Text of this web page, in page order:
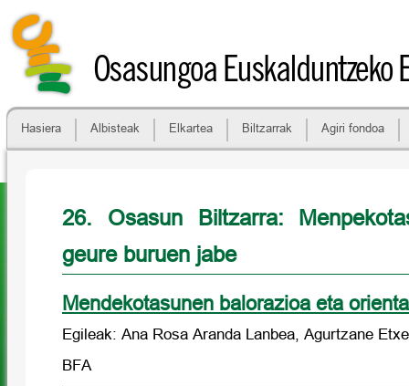
Osasungoa Euskalduntzeko
Hasiera Albisteak Elkartea Biltzarrak Agiri fondoa
26. Osasun Biltzarra:
geure buruen jabe
Mendekotasunen balorazioa eta
Egileak: Ana Rosa Aranda Lanbea, Agurtzane
BFA